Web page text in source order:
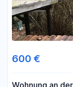
600 €
Wohnung an